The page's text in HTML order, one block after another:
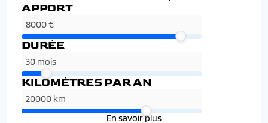
APPORT
DURÉE
KILOMÈTRES PAR AN
En savoir plus